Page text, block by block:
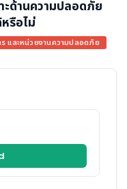
ด้านความปลอดภัย
รือไม่
และหน่วยงานความปลอดภัย